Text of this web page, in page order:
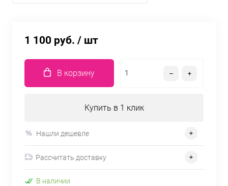
1 100 руб. / шт
В корзину
Купить в 1 клик
Нашли дешевле
Рассчитать доставку
В наличии